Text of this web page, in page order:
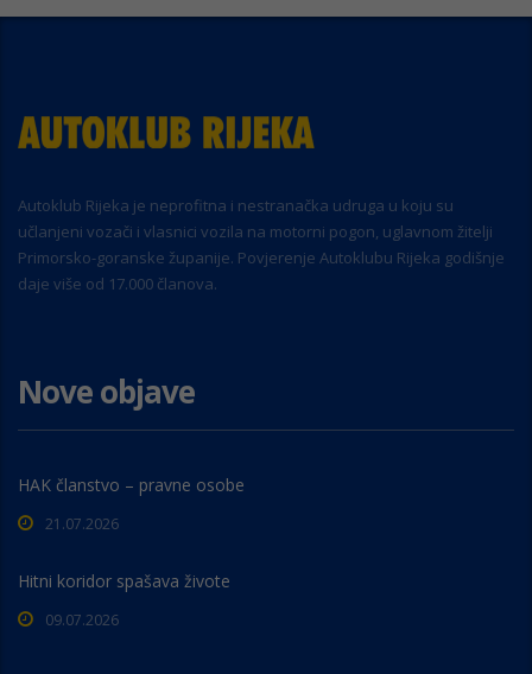
Autoklub Rijeka je neprofitna i nestranačka udruga u koju su
učlanjeni vozači i vlasnici vozila na motorni pogon, uglavnom žitelji
Primorsko-goranske županije. Povjerenje Autoklubu Rijeka godišnje
daje više od 17.000 članova.
Nove objave
HAK članstvo – pravne osobe
21.07.2026
Hitni koridor spašava živote
09.07.2026